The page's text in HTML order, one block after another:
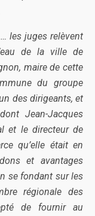
… les juges relèvent
de la ville de
maire de cette
du groupe
des dirigeants, et
Jean-Jacques
et le directeur de
qu’elle était en
et avantages
se fondant sur les
régionale des
de fournir au